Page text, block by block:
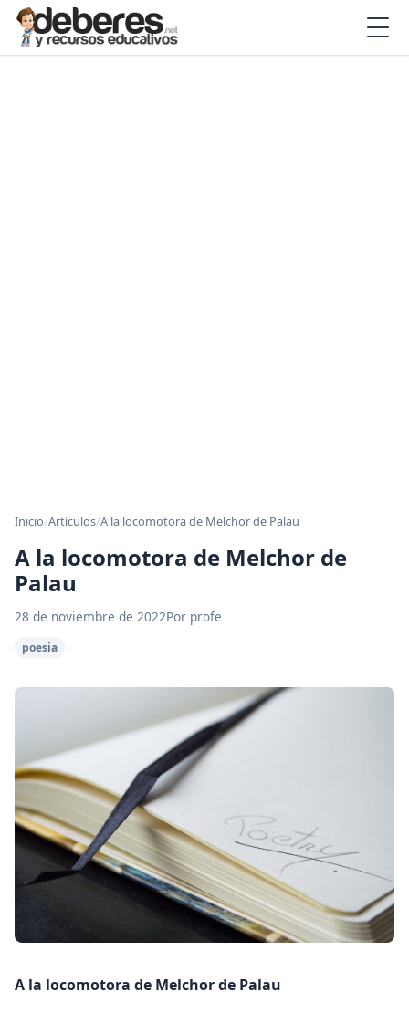
Inicio/Artículos/A la locomotora de Melchor de Palau
A la locomotora de Melchor de
Palau
28 de noviembre de 2022Por profe
poesia
A la locomotora de Melchor de Palau